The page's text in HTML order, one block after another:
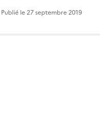
Publié le27 septembre 2019